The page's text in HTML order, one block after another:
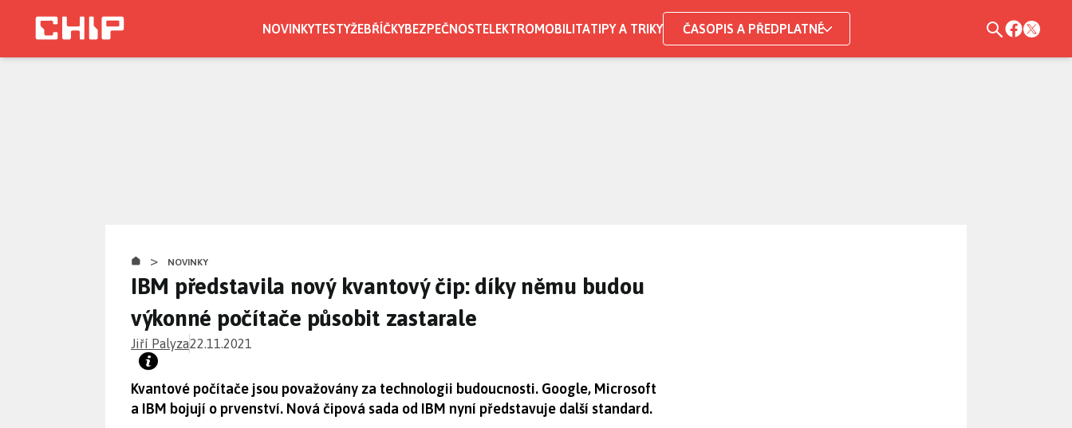
NOVINKYTESTYŽEBŘÍČKYBEZPEČNOSTELEKTROMOBILITATIPY A TRIKY ČASOPIS A PŘEDPLATNÉ
> NOVINKY
IBM představila nový kvantový čip: díky němu budou
výkonné počítače působit zastarale
Jiří Palyza22.11.2021
Kvantové počítače jsou považovány za technologii budoucnosti. Google, Microsoft
a IBM bojují o prvenství. Nová čipová sada od IBM nyní představuje další standard.